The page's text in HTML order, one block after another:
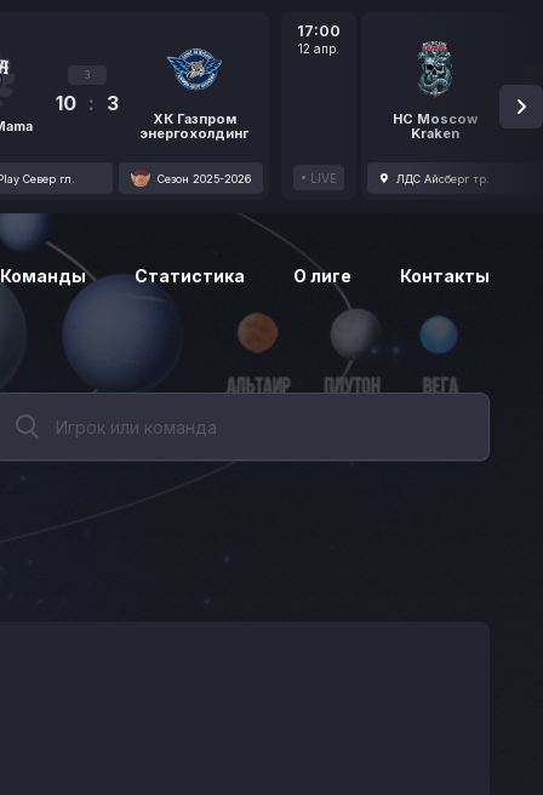
3
10 : 3
ХК Газпром
энергохолдинг
Север гл. Сезон 2025-2026
17:00
12 апр.
LIVE
HC Moscow
Kraken
1
ЛДС Айсберг тр.
Команды Статистика О лиге Контакты